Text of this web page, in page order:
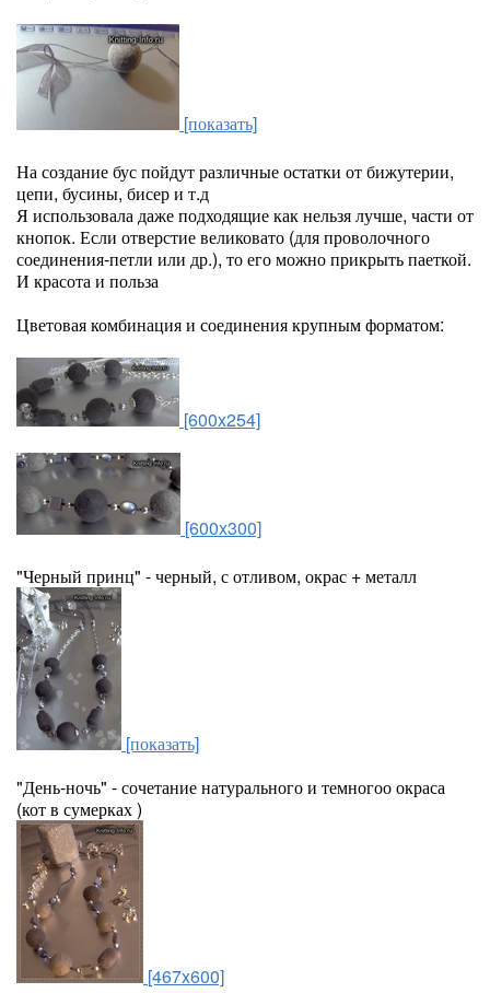
[показать]
На создание бус пойдут различные остатки от бижутерии,
цепи, бусины, бисер и т.д
Я использовала даже подходящие как нельзя лучше, части от
кнопок. Если отверстие великовато (для проволочного
соединения-петли или др.), то его можно прикрыть паеткой.
И красота и польза
Цветовая комбинация и соединения крупным форматом:
[600x254]
[600x300]
"Черный принц" - черный, с отливом, окрас + металл
[показать]
"День-ночь" - сочетание натурального и темногоо окраса
(кот в сумерках )
[467x600]